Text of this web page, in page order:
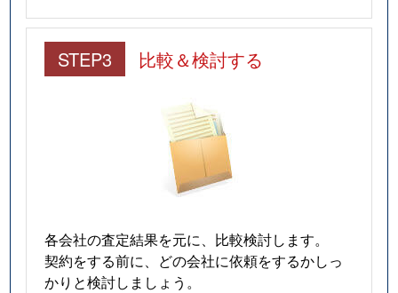
STEP3 比較＆検討する
各会社の査定結果を元に、比較検討します。
契約をする前に、どの会社に依頼をするかしっ
かりと検討しましょう。